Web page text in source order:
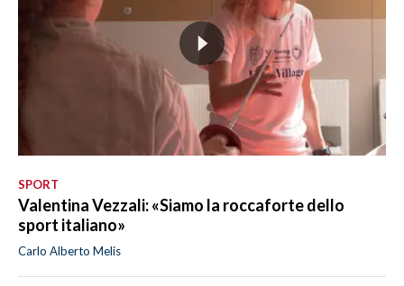
SPORT
Valentina Vezzali: «Siamo la roccaforte dello
sport italiano»
Carlo Alberto Melis